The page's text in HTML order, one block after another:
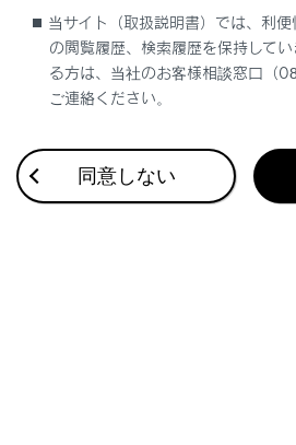
履歴がありません
ブックマーク
当サイト（取扱説明書）では、利
の閲覧履歴、検索履歴を保持して
る方は、当社のお客様相談窓口
ご連絡ください。
同意しない